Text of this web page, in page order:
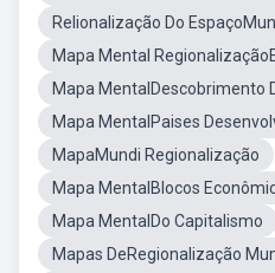
Relionalização Do
Mapa Mental
Mapa MentalDescobrimento
Mapa MentalPaises
MapaMundi Regionalização
Mapa MentalBlocos
Mapa MentalDo Capitalismo
Mapas DeRegionalização